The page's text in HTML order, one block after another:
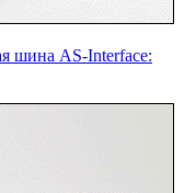
шина AS-Interface: